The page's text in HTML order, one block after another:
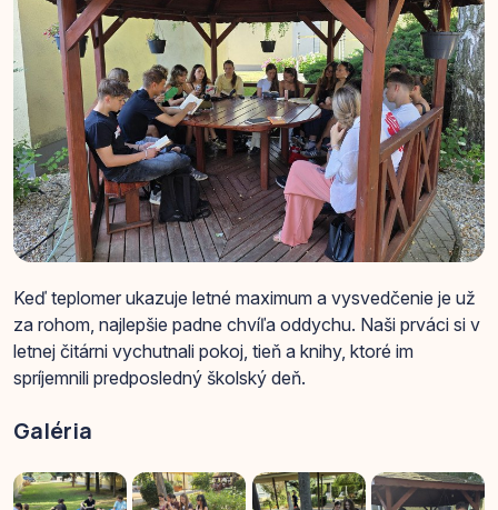
Keď teplomer ukazuje letné maximum a vysvedčenie je už
za rohom, najlepšie padne chvíľa oddychu. Naši prváci si v
letnej čitárni vychutnali pokoj, tieň a knihy, ktoré im
spríjemnili predposledný školský deň.
Galéria